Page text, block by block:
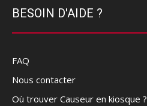
BESOIN D'AIDE ?
FAQ
Nous contacter
Où trouver Causeur en kiosque ?